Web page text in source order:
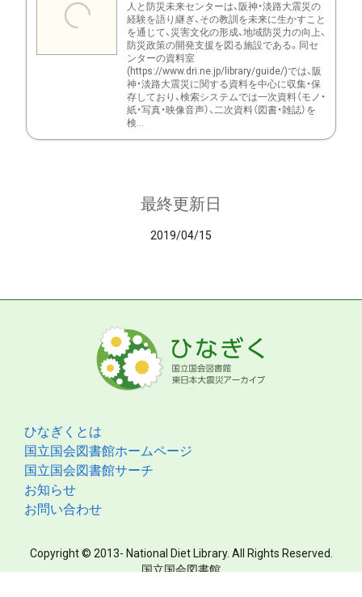
人と防災未来センターは、阪神・淡路大震災の
経験を語り継ぎ、その教訓を未来に生かすこと
を通じて、災害文化の形成、地域防災力の向上、
防災政策の開発支援を図る施設である。同セ
ンターの資料室
(https://www.dri.ne.jp/library/guide/)では、阪
神・淡路大震災に関する資料を中心に収集・保
存しており、検索システムでは一次資料（モノ・
紙・写真・映像音声）、二次資料（図書・雑誌）を
検...
最終更新日
2019/04/15
ひなぎくとは
国立国会図書館ホームページ
国立国会図書館サーチ
お知らせ
お問い合わせ
Copyright © 2013- National Diet Library. All Rights Reserved.